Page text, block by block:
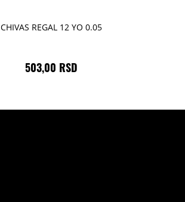
CHIVAS REGAL 12 YO 0.05
503,00 RSD